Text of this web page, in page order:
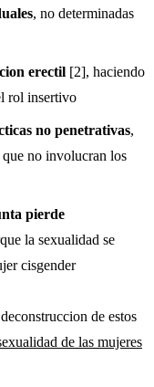
, no determinadas
erectil [2], haciendo
rol insertivo
no penetrativas,
no involucran los
pierde
la sexualidad se
cisgender
de estos
de las mujeres